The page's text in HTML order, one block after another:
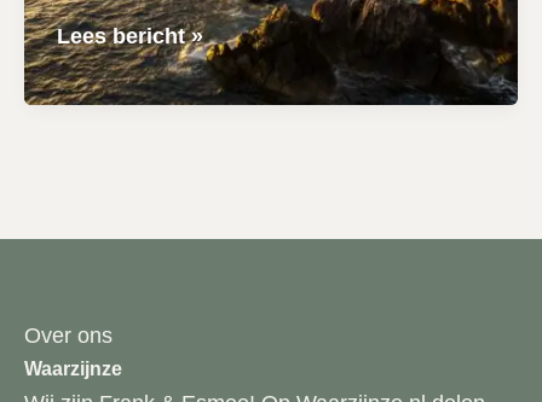
8-
daagse
rondreis
&
hoogtepunten
Lees bericht »
Over ons
Waarzijnze